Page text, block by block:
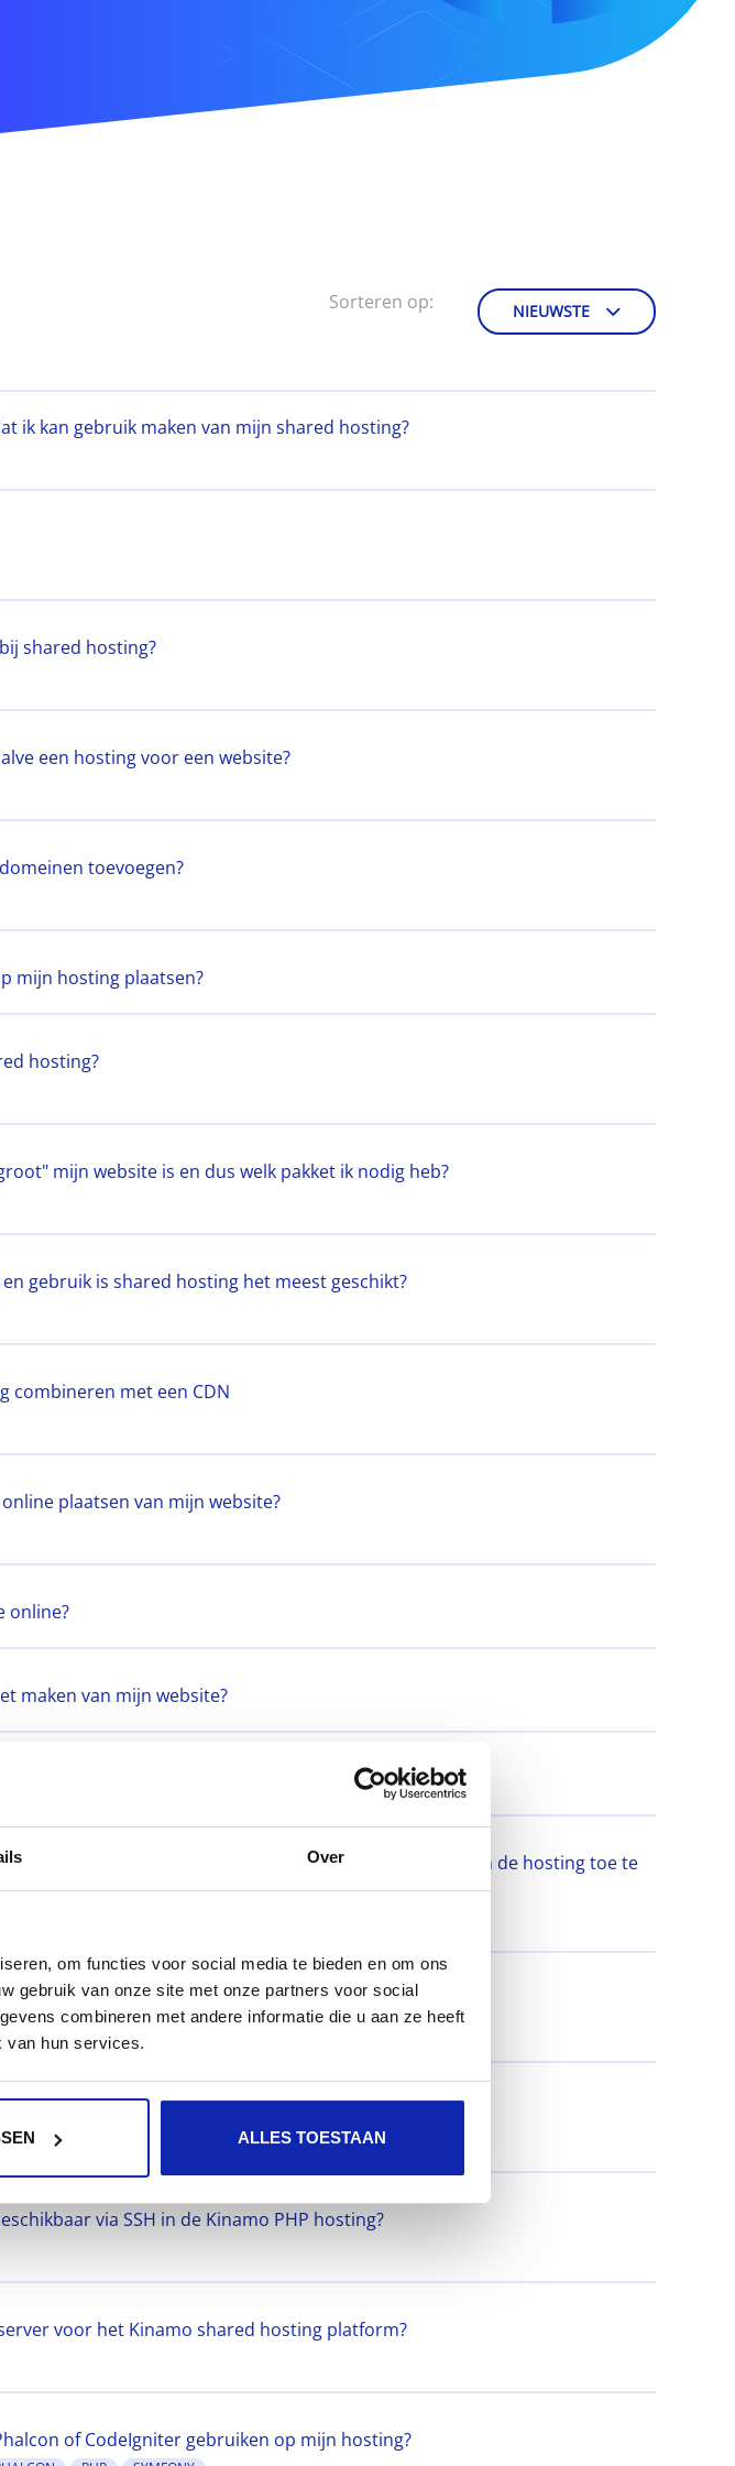
Over
om functies voor social media te bieden en om ons
gebruik van onze site met onze partners voor social
combineren met andere informatie die u aan ze heeft
van hun services.
ALLES TOESTAAN
Sorteren op: NIEUWSTE
ik kan gebruik maken van mijn shared hosting?
shared hosting?
een hosting voor een website?
toevoegen?
mijn hosting plaatsen?
hosting?
mijn website is en dus welk pakket ik nodig heb?
gebruik is shared hosting het meest geschikt?
combineren met een CDN
plaatsen van mijn website?
online?
maken van mijn website?
of een vergelijkbare optie aanwezig om mijn website aan de hosting toe te
bij Kinamo hosten?
Kinamo web hosting platform via FTP/TLS (FTP-S)
via SSH in de Kinamo PHP hosting?
voor het Kinamo shared hosting platform?
of CodeIgniter gebruiken op mijn hosting?